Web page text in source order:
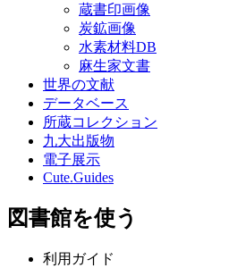
蔵書印画像
炭鉱画像
水素材料DB
麻生家文書
世界の文献
データベース
所蔵コレクション
九大出版物
電子展示
Cute.Guides
図書館を使う
利用ガイド